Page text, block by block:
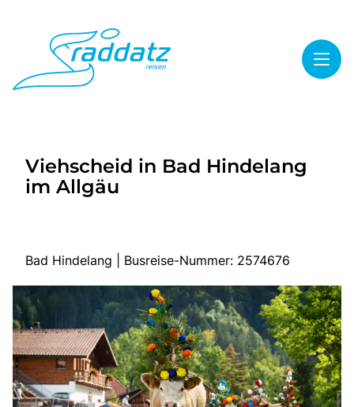
Highlights
Service
Start
Mehrtagesreisen
Tagesreisen
Bus anmieten
Service
Viehscheid in Bad Hindelang
im Allgäu
Bad Hindelang | Busreise-Nummer: 2574676